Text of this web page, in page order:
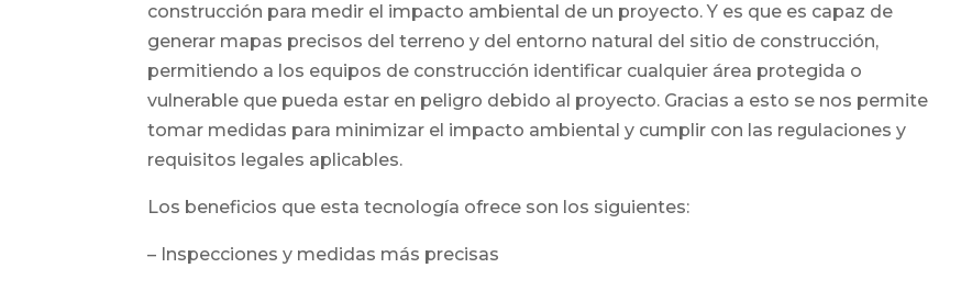
construcción para medir el impacto ambiental de un proyecto. Y es que es capaz de
generar mapas precisos del terreno y del entorno natural del sitio de construcción,
permitiendo a los equipos de construcción identificar cualquier área protegida o
vulnerable que pueda estar en peligro debido al proyecto. Gracias a esto se nos permite
tomar medidas para minimizar el impacto ambiental y cumplir con las regulaciones y
requisitos legales aplicables.
Los beneficios que esta tecnología ofrece son los siguientes:
– Inspecciones y medidas más precisas